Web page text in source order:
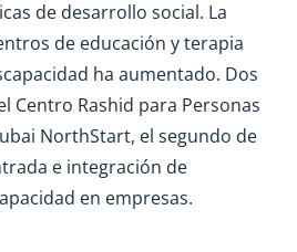
de desarrollo social. La
de educación y terapia
ha aumentado. Dos
Centro Rashid para Personas
NorthStart, el segundo de
e integración de
en empresas.